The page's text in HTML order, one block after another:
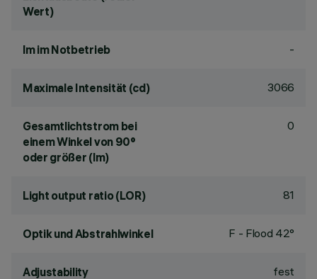
Wert)
lm im Notbetrieb -
Maximale Intensität (cd) 3066
Gesamtlichtstrom bei
einem Winkel von 90°
oder größer (lm)
0
Light output ratio (LOR) 81
Optik und Abstrahlwinkel F - Flood 42°
Adjustability fest